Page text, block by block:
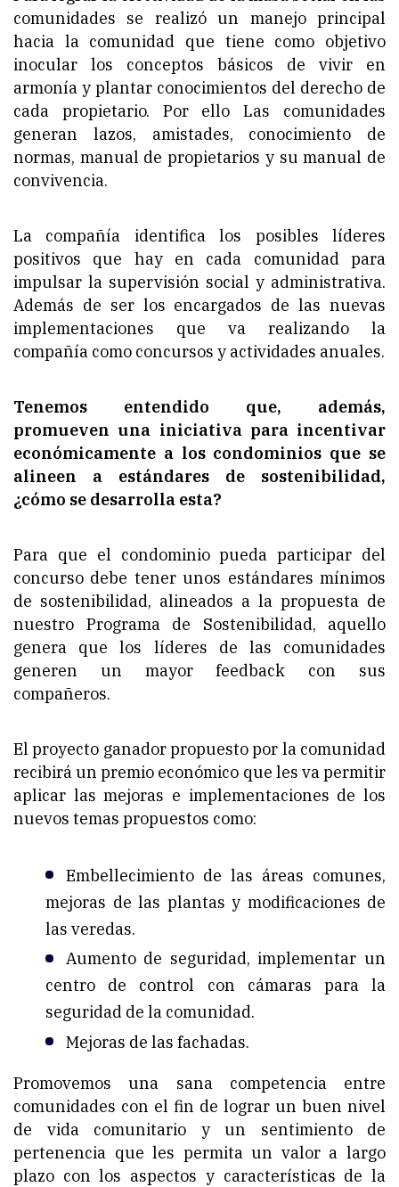
comunidades se realizó un manejo principal
hacia la comunidad que tiene como objetivo
inocular los conceptos básicos de vivir en
armonía y plantar conocimientos del derecho de
cada propietario. Por ello Las comunidades
generan lazos, amistades, conocimiento de
normas, manual de propietarios y su manual de
convivencia.
La compañía identifica los posibles líderes
positivos que hay en cada comunidad para
impulsar la supervisión social y administrativa.
Además de ser los encargados de las nuevas
implementaciones que va realizando la
compañía como concursos y actividades anuales.
Tenemos entendido que, además,
promueven una iniciativa para incentivar
económicamente a los condominios que se
alineen a estándares de sostenibilidad,
¿cómo se desarrolla esta?
Para que el condominio pueda participar del
concurso debe tener unos estándares mínimos
de sostenibilidad, alineados a la propuesta de
nuestro Programa de Sostenibilidad, aquello
genera que los líderes de las comunidades
generen un mayor feedback con sus
compañeros.
El proyecto ganador propuesto por la comunidad
recibirá un premio económico que les va permitir
aplicar las mejoras e implementaciones de los
nuevos temas propuestos como:
Embellecimiento de las áreas comunes,
mejoras de las plantas y modificaciones de
las veredas.
Aumento de seguridad, implementar un
centro de control con cámaras para la
seguridad de la comunidad.
Mejoras de las fachadas.
Promovemos una sana competencia entre
comunidades con el fin de lograr un buen nivel
de vida comunitario y un sentimiento de
pertenencia que les permita un valor a largo
plazo con los aspectos y características de la